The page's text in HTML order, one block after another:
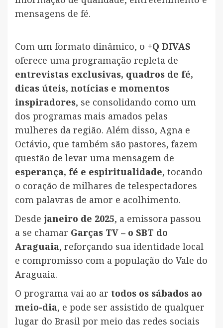
mensagens de fé.
Com um formato dinâmico, o +Q DIVAS
oferece uma programação repleta de
entrevistas exclusivas, quadros de fé,
dicas úteis, notícias e momentos
inspiradores, se consolidando como um
dos programas mais amados pelas
mulheres da região. Além disso, Agna e
Octávio, que também são pastores, fazem
questão de levar uma mensagem de
esperança, fé e espiritualidade, tocando
o coração de milhares de telespectadores
com palavras de amor e acolhimento.
Desde janeiro de 2025, a emissora passou
a se chamar Garças TV – o SBT do
Araguaia, reforçando sua identidade local
e compromisso com a população do Vale do
Araguaia.
O programa vai ao ar todos os sábados ao
meio-dia, e pode ser assistido de qualquer
lugar do Brasil por meio das redes sociais